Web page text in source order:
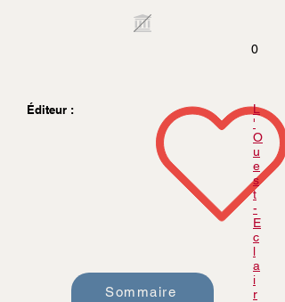
0
Éditeur :
L
'
O
u
e
s
t
-
E
c
l
a
i
r
Sommaire